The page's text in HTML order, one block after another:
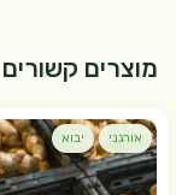
מוצרים קשורים
אורגני יבוא